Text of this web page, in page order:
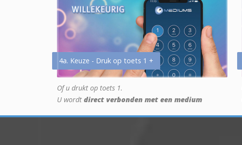
4a. Keuze - Druk op toets 1 +
Of u drukt op toets 1.
U wordt direct verbonden met een medium